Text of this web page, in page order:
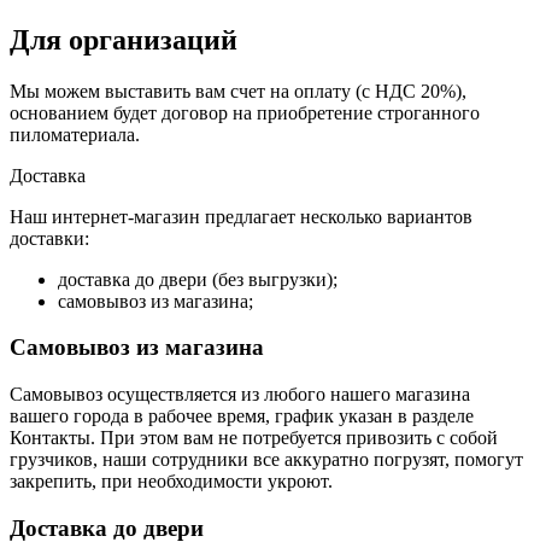
Для организаций
Мы можем выставить вам счет на оплату (с НДС 20%),
основанием будет договор на приобретение строганного
пиломатериала.
Доставка
Наш интернет-магазин предлагает несколько вариантов
доставки:
доставка до двери (без выгрузки);
самовывоз из магазина;
Самовывоз из магазина
Самовывоз осуществляется из любого нашего магазина
вашего города в рабочее время, график указан в разделе
Контакты. При этом вам не потребуется привозить с собой
грузчиков, наши сотрудники все аккуратно погрузят, помогут
закрепить, при необходимости укроют.
Доставка до двери